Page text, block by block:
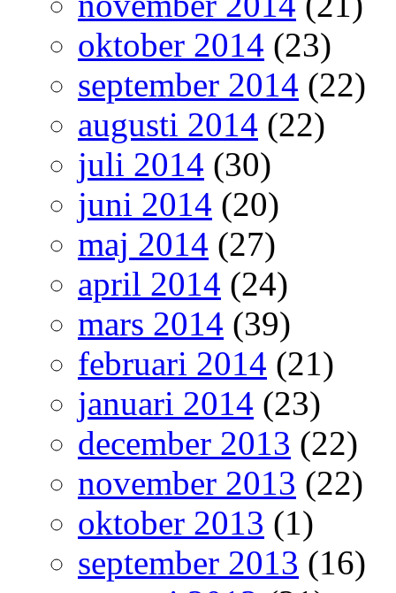
oktober 2014 (23)
september 2014 (22)
augusti 2014 (22)
juli 2014 (30)
juni 2014 (20)
maj 2014 (27)
april 2014 (24)
mars 2014 (39)
februari 2014 (21)
januari 2014 (23)
december 2013 (22)
november 2013 (22)
oktober 2013 (1)
september 2013 (16)